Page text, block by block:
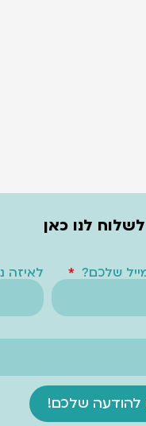
לנו כאן
שלכם? לאיזה
להודעה שלכם!